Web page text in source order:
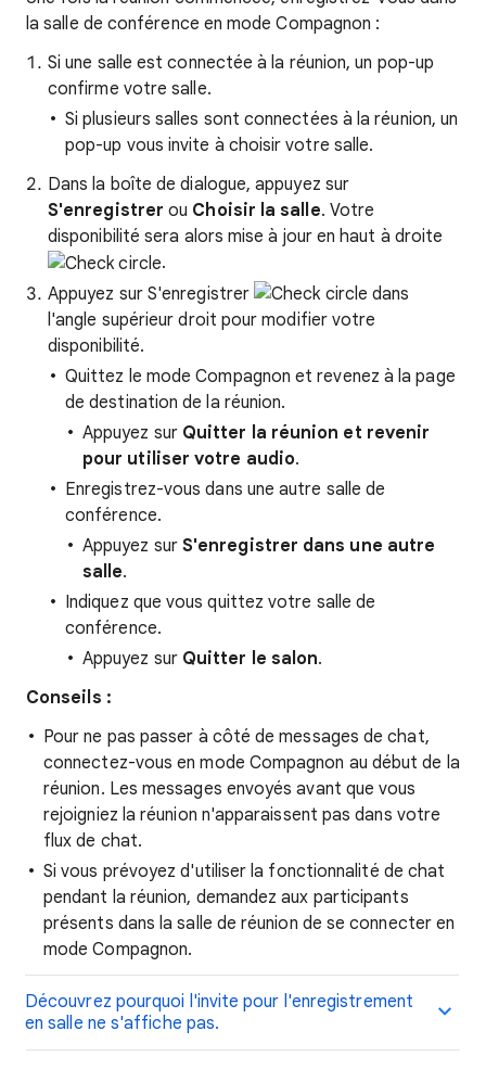
la salle de conférence en mode Compagnon :
Si une salle est connectée à la réunion, un pop-up
confirme votre salle.
Si plusieurs salles sont connectées à la réunion, un
pop-up vous invite à choisir votre salle.
Dans la boîte de dialogue, appuyez sur
S'enregistrer ou Choisir la salle. Votre
disponibilité sera alors mise à jour en haut à droite
.
Appuyez sur S'enregistrer
dans
l'angle supérieur droit pour modifier votre
disponibilité.
Quittez le mode Compagnon et revenez à la page
de destination de la réunion.
Appuyez sur Quitter la réunion et revenir
pour utiliser votre audio.
Enregistrez-vous dans une autre salle de
conférence.
Appuyez sur S'enregistrer dans une autre
salle.
Indiquez que vous quittez votre salle de
conférence.
Appuyez sur Quitter le salon.
Conseils :
Pour ne pas passer à côté de messages de chat,
connectez-vous en mode Compagnon au début de la
réunion. Les messages envoyés avant que vous
rejoigniez la réunion n'apparaissent pas dans votre
flux de chat.
Si vous prévoyez d'utiliser la fonctionnalité de chat
pendant la réunion, demandez aux participants
présents dans la salle de réunion de se connecter en
mode Compagnon.
Découvrez pourquoi l'invite pour l'enregistrement
en salle ne s'affiche pas.